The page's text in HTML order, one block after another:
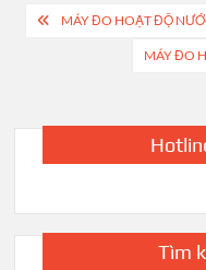
Post
navigation
MÁY ĐO HOẠT ĐỘ
MÁY ĐO
Tìm